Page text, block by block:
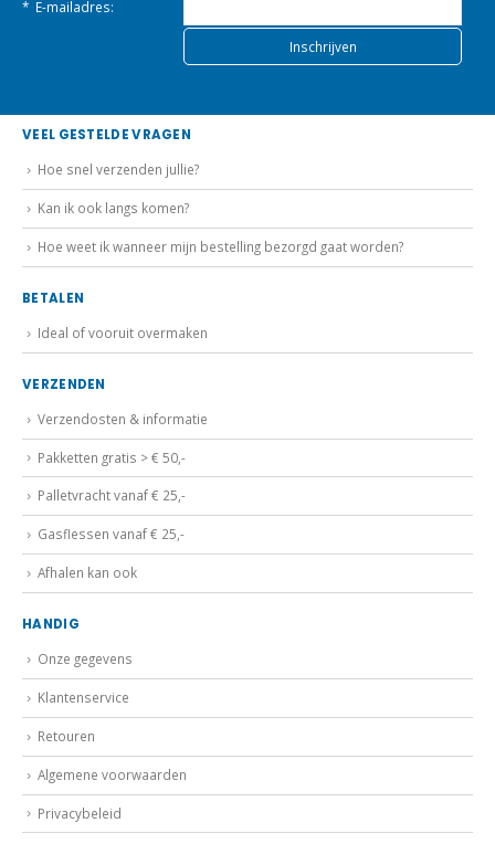
VEEL GESTELDE VRAGEN
Kan ik ook langs komen?
Hoe weet ik wanneer mijn bestelling bezorgd gaat worden?
Pakketten gratis > € 50,-
Palletvracht vanaf € 25,-
Gasflessen vanaf € 25,-
Afhalen kan ook
Klantenservice
Retouren
Algemene voorwaarden
Privacybeleid